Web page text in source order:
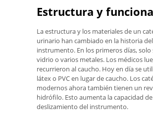
Estructura y
La estructura y los materiales de un
urinario han cambiado en la historia del
instrumento. En los primeros días, solo
vidrio o varios metales. Los médicos
recurrieron al caucho. Hoy en día se
látex o PVC en lugar de caucho. Los
modernos ahora también tienen un
hidrófilo. Esto aumenta la capacidad de
deslizamiento del instrumento.